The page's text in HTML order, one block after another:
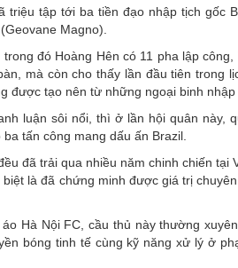
triệu tập tới ba tiền đạo nhập tịch gốc
Magno).
đó Hoàng Hên có 11 pha lập công,
mà còn cho thấy lần đầu tiên trong
được tạo nên từ những ngoại binh nhập
luận sôi nổi, thì ở lần hội quân này,
tấn công mang dấu ấn Brazil.
đã trải qua nhiều năm chinh chiến tại
là đã chứng minh được giá trị
Hà Nội FC, cầu thủ này thường
bóng tinh tế cùng kỹ năng xử lý ở